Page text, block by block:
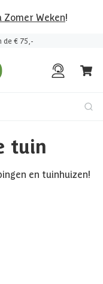
Zomer Weken!
de € 75,-
tuin
en tuinhuizen!